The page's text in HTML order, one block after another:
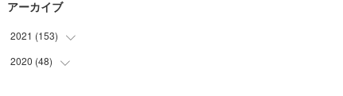
アーカイブ
2021 (153)
(27
)
2020 (48)